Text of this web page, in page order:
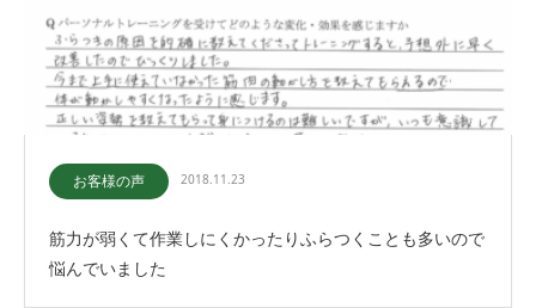
お客様の声 2018.11.23
筋力が弱くて作業しにくかったりふらつくことも多いので
悩んでいました